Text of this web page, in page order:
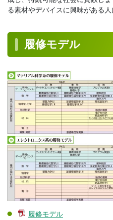
る素材やデバイスに興味がある人
履修モデル
履修モデル